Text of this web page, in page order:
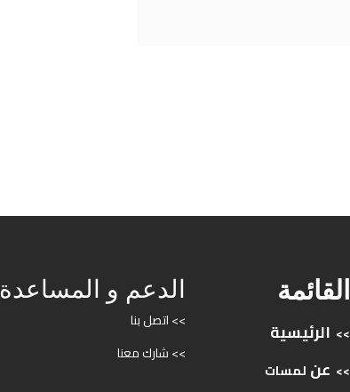
الدعم و المساعدة
>> اتصل بنا
>> شارك معنا
القائمة
>> الرئيسية
>> عن لمسات